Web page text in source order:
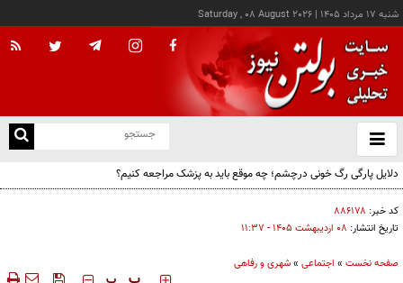
شنبه ۱۷ مرداد ۱۴۰۵ |
Saturday , 08 August 2026
باز
و
دلایل پارگی رگ خونی درچشم؛ چه موقع باید به پزشک مراجعه کنیم؟
کد خبر: ۸۸۶۱۷۸
تاریخ انتشار: ۰۸ ارديبهشت ۱۴۰۵ - ۱۱:۳۷
صفحه نخست » اجتماعی »شهری و رفاهی